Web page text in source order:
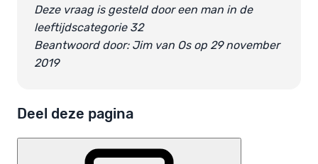
Deze vraag is gesteld door een man in de
leeftijdscategorie 32
Beantwoord door: Jim van Os op 29 november
2019
Deel deze pagina